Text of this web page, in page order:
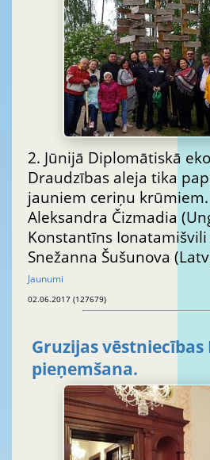
2. Jūnijā Diplomātiskā
Draudzības aleja tika
jauniem ceriņu krūmiem.
Aleksandra Čizmadia
Konstantīns Ionatamišvili
Snežanna Šušunova
Jaunumi
02.06.2017 (127679)
Gruzijas vēstniecības
pieņemšana.